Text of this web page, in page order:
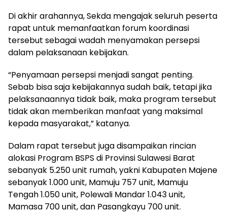
Di akhir arahannya, Sekda mengajak seluruh peserta
rapat untuk memanfaatkan forum koordinasi
tersebut sebagai wadah menyamakan persepsi
dalam pelaksanaan kebijakan.
“Penyamaan persepsi menjadi sangat penting.
Sebab bisa saja kebijakannya sudah baik, tetapi jika
pelaksanaannya tidak baik, maka program tersebut
tidak akan memberikan manfaat yang maksimal
kepada masyarakat,” katanya.
Dalam rapat tersebut juga disampaikan rincian
alokasi Program BSPS di Provinsi Sulawesi Barat
sebanyak 5.250 unit rumah, yakni Kabupaten Majene
sebanyak 1.000 unit, Mamuju 757 unit, Mamuju
Tengah 1.050 unit, Polewali Mandar 1.043 unit,
Mamasa 700 unit, dan Pasangkayu 700 unit.